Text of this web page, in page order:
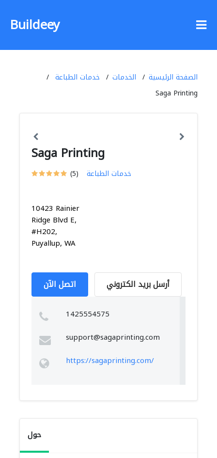
Buildeey
الصفحة الرئيسية الخدمات
خدمات الطباعة
Saga Printing
Saga Printing
(5) خدمات الطباعة
10423 Rainier
Ridge Blvd E,
#H202,
Puyallup, WA
اتصل الآن أرسل بريد الكتروني
1425554575
support@sagaprinting.com
https://sagaprinting.com/
حول